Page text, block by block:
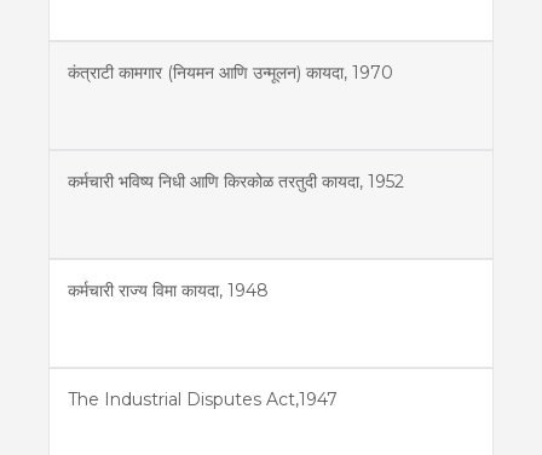
कंत्राटी कामगार (नियमन आणि उन्मूलन) कायदा, 1970
कर्मचारी भविष्य निधी आणि किरकोळ तरतुदी कायदा, 1952
कर्मचारी राज्य विमा कायदा, 1948
The Industrial Disputes Act,1947